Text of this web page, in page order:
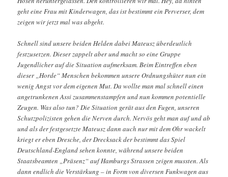
geht eine Frau mit Kinderwagen, das ist bestimmt ein Perverser, dem
zeigen wir jetzt mal was abgeht.
Schnell sind unsere beiden Helden dabei Mateusz überdeutlich
festzusetzen. Dieser zappelt aber und macht so eine Gruppe
Jugendlicher auf die Situation aufmerksam. Beim Eintreffen eben
dieser „Horde“ Menschen bekommen unsere Ordnungshüter nun ein
wenig Angst vor dem eigenen Mut. Da wollte man mal schnell einen
angetrunkenen Assi zusammenstampfen und nun kommen potentielle
Zeugen. Was also tun? Die Situation gerät aus den Fugen, unseren
Schutzpolizisten gehen die Nerven durch. Nervös geht man auf und ab
und als der festgesetzte Mateusz dann auch nur mit dem Ohr wackelt
kriegt er eben Dresche, der Drecksack der bestimmt das Spiel
Deutschland-England sehen konnte, während unsere beiden
Staatsbeamten „Präsenz“ auf Hamburgs Strassen zeigen mussten. Als
dann endlich die Verstärkung – in Form von diversen Funkwagen aus